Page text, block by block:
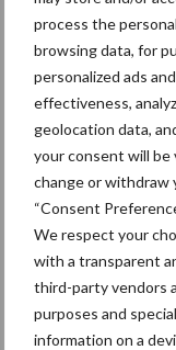
process the
browsing data, for
personalized ads
effectiveness,
geolocation data,
your consent will be
change or withdraw
“Consent
We respect your
with a transparent
third-party vendors
purposes and
information on a
Sidebar
7 aug
7 aug